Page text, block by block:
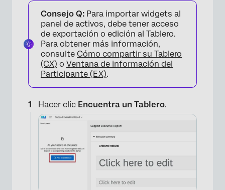
×
Consejo Q: Para importar widgets al
panel de activos, debe tener acceso
de exportación o edición al Tablero.
Para obtener más información,
consulte Cómo compartir su Tablero
(CX) o Ventana de información del
Participante (EX).
Hacer clic Encuentra un Tablero.